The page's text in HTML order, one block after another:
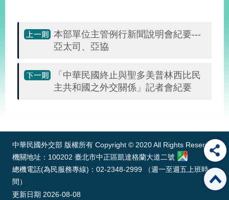
本部單位主管例行新聞說明會紀要---
亞太司、亞協
「中華民國終止與聖多美普林西比民
主共和國之外交關係」記者會紀要
中華民國外交部 版權所有 Copyright © 2020 All Rights Reserved
機關地址：100202 臺北市中正區凱達格蘭大道二號
總機電話(為民服務專線)：02-2348-2999 （週一至週五上班時
間）
更新日期 2026-08-08